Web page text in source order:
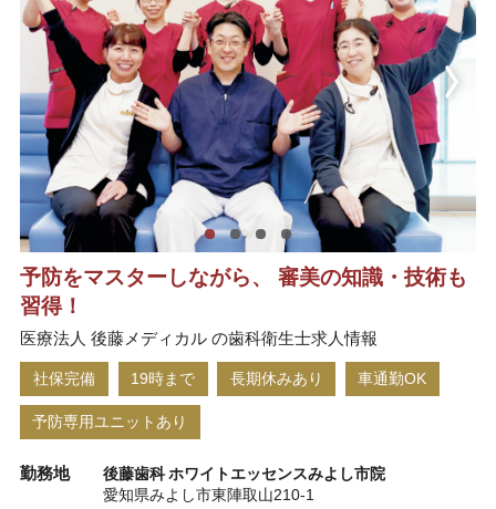
予防をマスターしながら、 審美の知識・技術も
習得！
医療法人 後藤メディカル の歯科衛生士求人情報
社保完備 19時まで 長期休みあり 車通勤OK
予防専用ユニットあり
勤務地 後藤歯科 ホワイトエッセンスみよし市院
愛知県みよし市東陣取山210-1